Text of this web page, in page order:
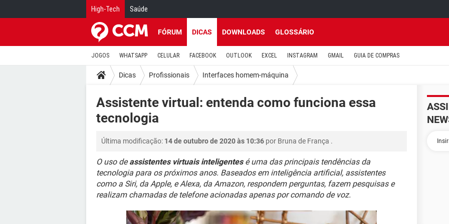
High-Tech Saúde
FÓRUM DICAS DOWNLOADS GLOSSÁRIO
JOGOS WHATSAPP CELULAR FACEBOOK OUTLOOK EXCEL INSTAGRAM GMAIL GUIA DE COMPRAS
Dicas Profissionais Interfaces homem-máquina
Assistente virtual: entenda como funciona essa
tecnologia
Última modificação: 14 de outubro de 2020 às 10:36 por Bruna de França .
O uso deassistentes virtuais inteligentesé uma das principais tendências da
tecnologia para os próximos anos. Baseados em inteligência artificial, assistentes
como a Siri, da Apple, e Alexa, da Amazon, respondem perguntas, fazem pesquisas e
realizam chamadas de telefone acionadas apenas por comando de voz.